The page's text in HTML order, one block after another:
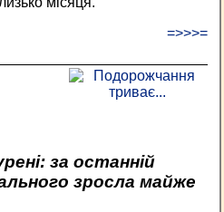
=>>>=
за останній
зросла майже